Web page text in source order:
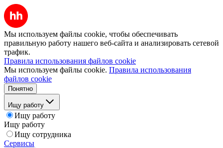
Мы используем файлы cookie, чтобы обеспечивать
правильную работу нашего веб-сайта и анализировать сетевой
трафик.
Правила использования файлов cookie
Мы используем файлы cookie. Правила использования
файлов cookie
Понятно
Ищу работу
Ищу работу
Ищу работу
Ищу сотрудника
Сервисы